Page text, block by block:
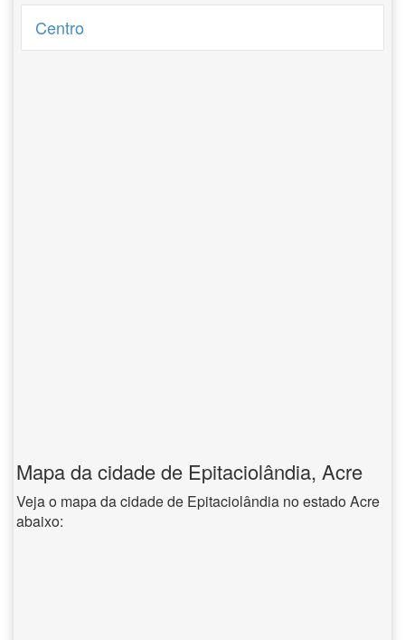
Centro
Mapa da cidade de Epitaciolândia, Acre
Veja o mapa da cidade de Epitaciolândia no estado Acre
abaixo: